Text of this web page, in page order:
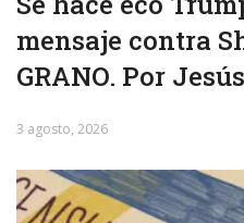
mensaje contra
GRANO. Por
3 agosto, 2026